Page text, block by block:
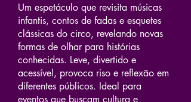
Um espetáculo que revisita músicas
infantis, contos de fadas e esquetes
clássicas do circo, revelando novas
formas de olhar para histórias
conhecidas. Leve, divertido e
acessível, provoca riso e reflexão em
diferentes públicos. Ideal para
eventos que buscam cultura e